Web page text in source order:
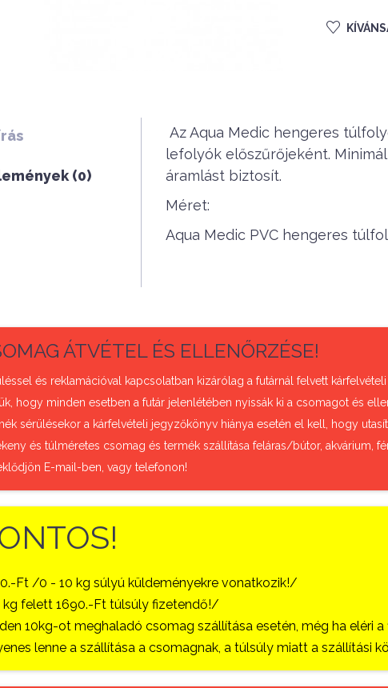
(0)
Az Aqua Medic hengeres
lefolyók előszűrőjeként.
áramlást biztosít.
Méret:
Aqua Medic PVC hengeres
ÁTVÉTEL ÉS ELLENŐRZÉSE!
és reklamációval kapcsolatban kizárólag a futárnál felvett
hogy minden esetben a futár jelenlétében nyissák ki a csomagot és
sérülésekor a kárfelvételi jegyzőkönyv hiánya esetén el kell, hogy
és túlméretes csomag és termék szállítása feláras/bútor, akvárium,
E-mail-ben, vagy telefonon!
Ft /0 - 10 kg súlyú küldeményekre vonatkozik!/
felett 1690.-Ft túlsúly fizetendő!/
10kg-ot meghaladó csomag szállítása esetén, még ha eléri
lenne a szállítása a csomagnak, a túlsúly miatt a szállítási